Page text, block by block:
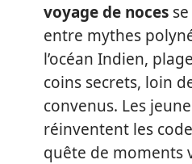
voyage de noces
entre mythes
l’océan Indien,
coins secrets, loin
convenus. Les
réinventent les
quête de moments